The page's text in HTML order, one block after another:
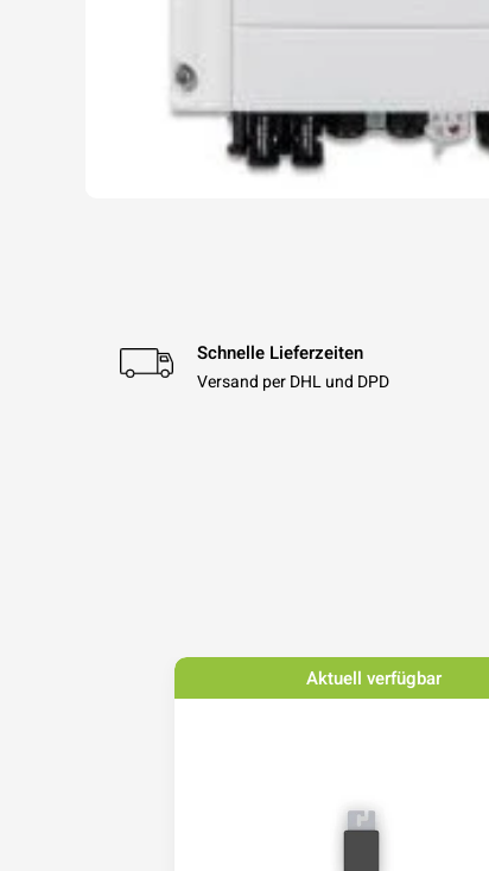
Schnelle Lieferzeiten
Versand per DHL und DPD
Aktuell verfügbar